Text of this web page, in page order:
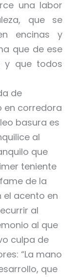
una labor
que se
encinas y
que de ese
y que todos
de
en corredora
basura es
al
que
teniente
de la
el acento en
al
al que
culpa de
“La mano
que